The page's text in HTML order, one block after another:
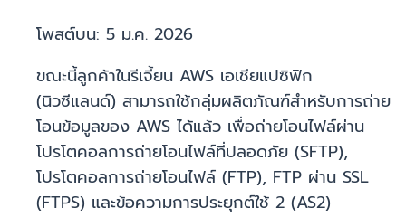
โพสต์บน: 5 ม.ค. 2026
ขณะนี้ลูกค้าในรีเจี้ยน AWS เอเชียแปซิฟิก
(นิวซีแลนด์) สามารถใช้กลุ่มผลิตภัณฑ์สำหรับการถ่าย
โอนข้อมูลของ AWS ได้แล้ว เพื่อถ่ายโอนไฟล์ผ่าน
โปรโตคอลการถ่ายโอนไฟล์ที่ปลอดภัย (SFTP),
โปรโตคอลการถ่ายโอนไฟล์ (FTP), FTP ผ่าน SSL
(FTPS) และข้อความการประยุกต์ใช้ 2 (AS2)